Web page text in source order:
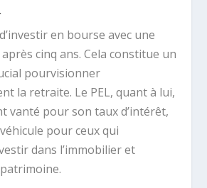
en bourse avec une
cinq ans. Cela constitue un
pourvisionner
la retraite. Le PEL, quant à lui,
vanté pour son taux d’intérêt,
pour ceux qui
dans l’immobilier et